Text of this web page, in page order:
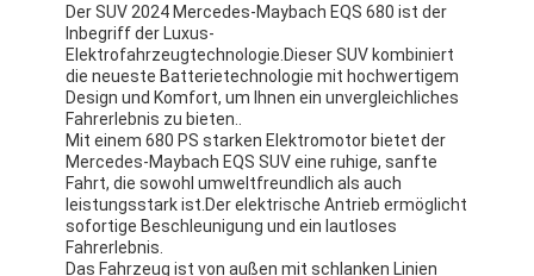
Der SUV 2024 Mercedes-Maybach EQS 680 ist der
Inbegriff der Luxus-
Elektrofahrzeugtechnologie.Dieser SUV kombiniert
die neueste Batterietechnologie mit hochwertigem
Design und Komfort, um Ihnen ein unvergleichliches
Fahrerlebnis zu bieten..
Mit einem 680 PS starken Elektromotor bietet der
Mercedes-Maybach EQS SUV eine ruhige, sanfte
Fahrt, die sowohl umweltfreundlich als auch
leistungsstark ist.Der elektrische Antrieb ermöglicht
sofortige Beschleunigung und ein lautloses
Fahrerlebnis.
Das Fahrzeug ist von außen mit schlanken Linien